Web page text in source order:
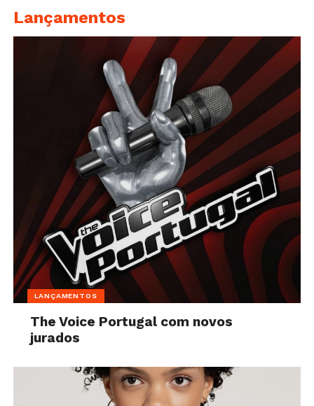
Lançamentos
LANÇAMENTOS
The Voice Portugal com novos
jurados